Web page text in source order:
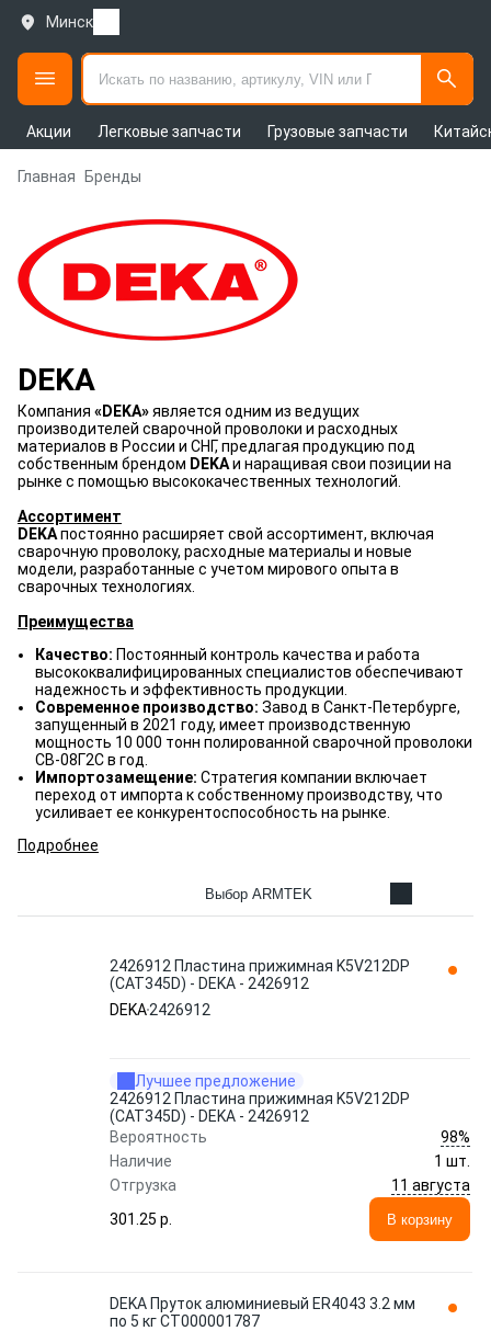
Минск
Акции Легковые запчасти Грузовые запчасти
Главная Бренды
DEKA
Компания «DEKA»является одним из ведущих
производителей сварочной проволоки и расходных
материалов в России и СНГ, предлагая продукцию под
собственным брендом DEKAи наращивая свои позиции на
рынке с помощью высококачественных технологий.
Ассортимент
DEKAпостоянно расширяет свой ассортимент, включая
сварочную проволоку, расходные материалы и новые
модели, разработанные с учетом мирового опыта в
сварочных технологиях.
Преимущества
Качество: Постоянный контроль качества и работа
высококвалифицированных специалистов обеспечивают
надежность и эффективность продукции.
Современное производство: Завод в Санкт-Петербурге,
запущенный в 2021 году, имеет производственную
мощность 10 000 тонн полированной сварочной проволоки
CВ-08Г2С в год.
Импортозамещение: Стратегия компании включает
переход от импорта к собственному производству, что
усиливает ее конкурентоспособность на рынке.
Подробнее
Выбор ARMTEK
2426912 Пластина прижимная K5V212DP
(CAT345D) - DEKA - 2426912
DEKA2426912
Лучшее предложение
2426912 Пластина прижимная K5V212DP
(CAT345D) - DEKA - 2426912
Вероятность
98%
Наличие
1 шт.
Отгрузка
11 августа
301.25 p.
В корзину
DEKA Пруток алюминиевый ER4043 3.2 мм
по 5 кг СТ000001787